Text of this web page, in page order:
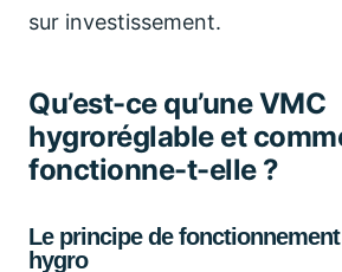
sur investissement.
Qu’est-ce qu’une VMC
hygroréglable et
fonctionne-t-elle ?
Le principe de
hygro